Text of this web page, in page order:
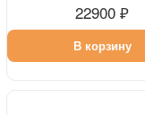
22900 ₽
В корзину